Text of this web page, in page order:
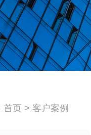
首页 > 客户案例